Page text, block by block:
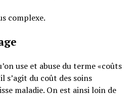
complexe.
use et abuse du terme «coûts
s’agit du coût des soins
maladie. On est ainsi loin de